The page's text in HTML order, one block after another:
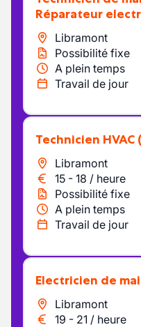
Réparateur
Libramont
Possibilité fixe
A plein temps
Travail de jour
Technicien HVAC
Libramont
15 - 18 / heure
Possibilité fixe
A plein temps
Travail de jour
Electricien de
Libramont
19 - 21 / heure